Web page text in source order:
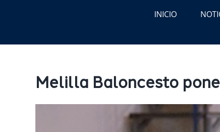
INICIO
Melilla Baloncesto